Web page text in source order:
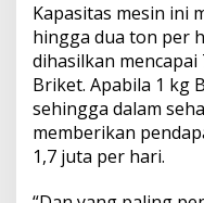
Kapasitas mesin ini
hingga dua ton per
dihasilkan
Briket. Apabila 1 kg
sehingga dalam
memberikan
1,7 juta per hari.